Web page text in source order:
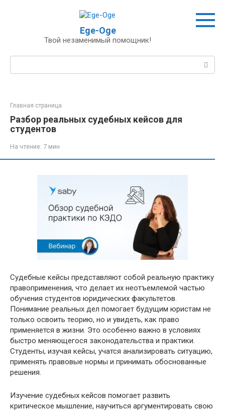
Ege-Oge
Твой незаменимый помощник!
Поиск:
Главная страница
Разбор реальных судебных кейсов для
студентов
На чтение: 7 мин
Судебные кейсы представляют собой реальную практику
правоприменения, что делает их неотъемлемой частью
обучения студентов юридических факультетов.
Понимание реальных дел помогает будущим юристам не
только освоить теорию, но и увидеть, как право
применяется в жизни. Это особенно важно в условиях
быстро меняющегося законодательства и практики.
Студенты, изучая кейсы, учатся анализировать ситуацию,
применять правовые нормы и принимать обоснованные
решения.
Изучение судебных кейсов помогает развить
критическое мышление, научиться аргументировать свою